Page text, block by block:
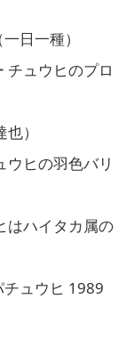
日一種）
チュウヒのプロ
）
ヒの羽色バリ
はハイタカ属の
ュウヒ 1989